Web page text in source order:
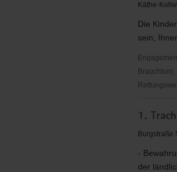
Limbach
Käthe-
Die
sein,
für
Christus"
1.
Burgstraße
-
der